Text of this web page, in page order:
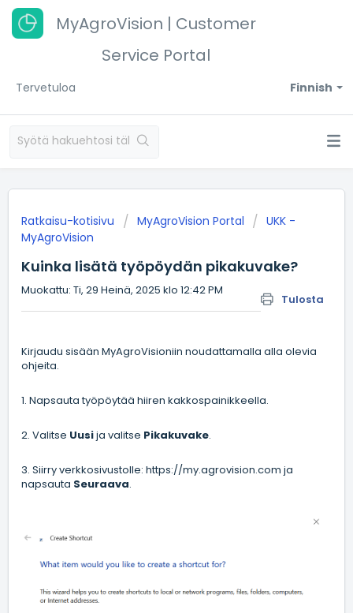
MyAgroVision | Customer
Service Portal
Finnish
Tervetuloa
Ratkaisu-kotisivu MyAgroVision Portal
UKK -
MyAgroVision
Kuinka lisätä työpöydän pikakuvake?
Tulosta
Muokattu: Ti, 29 Heinä, 2025 klo 12:42 PM
Kirjaudu sisään MyAgroVisioniin noudattamalla alla olevia
ohjeita.
1. Napsauta työpöytää hiiren kakkospainikkeella.
2. Valitse Uusija valitse Pikakuvake.
3. Siirry verkkosivustolle: https://my.agrovision.com ja
napsauta Seuraava.